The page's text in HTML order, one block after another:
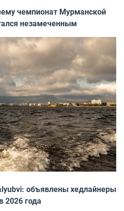
чемпионат Мурманской
незамеченным
объявлены хедлайнеры
2026 года